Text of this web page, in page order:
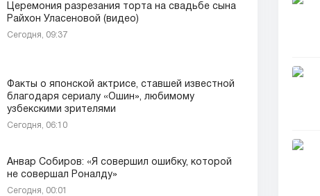
Церемония разрезания торта на свадьбе сына
Райхон Уласеновой (видео)
Сегодня, 09:37
Факты о японской актрисе, ставшей известной
благодаря сериалу «Ошин», любимому
узбекскими зрителями
Сегодня, 06:10
Анвар Собиров: «Я совершил ошибку, которой
не совершал Роналду»
Сегодня, 00:01